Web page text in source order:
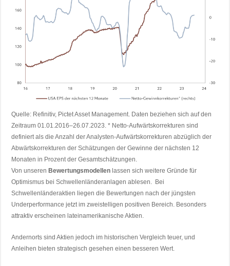
Quelle: Refinitiv, Pictet Asset Management. Daten beziehen sich auf den
Zeitraum 01.01.2016–26.07.2023. * Netto-Aufwärtskorrekturen sind
definiert als die Anzahl der Analysten-Aufwärtskorrekturen abzüglich der
Abwärtskorrekturen der Schätzungen der Gewinne der nächsten 12
Monaten in Prozent der Gesamtschätzungen.
Von unseren Bewertungsmodellen lassen sich weitere Gründe für
Optimismus bei Schwellenländeranlagen ablesen. Bei
Schwellenländeraktien liegen die Bewertungen nach der jüngsten
Underperformance jetzt im zweistelligen positiven Bereich. Besonders
attraktiv erscheinen lateinamerikanische Aktien.
Andernorts sind Aktien jedoch im historischen Vergleich teuer, und
Anleihen bieten strategisch gesehen einen besseren Wert.